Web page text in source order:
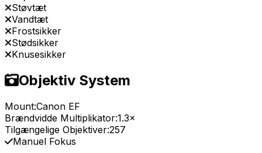
Støvtæt
Vandtæt
Frostsikker
Stødsikker
Knusesikker
Objektiv System
Mount:Canon EF
Brændvidde Multiplikator:1.3×
Tilgængelige Objektiver:257
Manuel Fokus